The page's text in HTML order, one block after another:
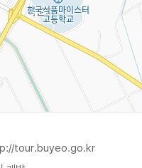
tour.buyeo.go.kr